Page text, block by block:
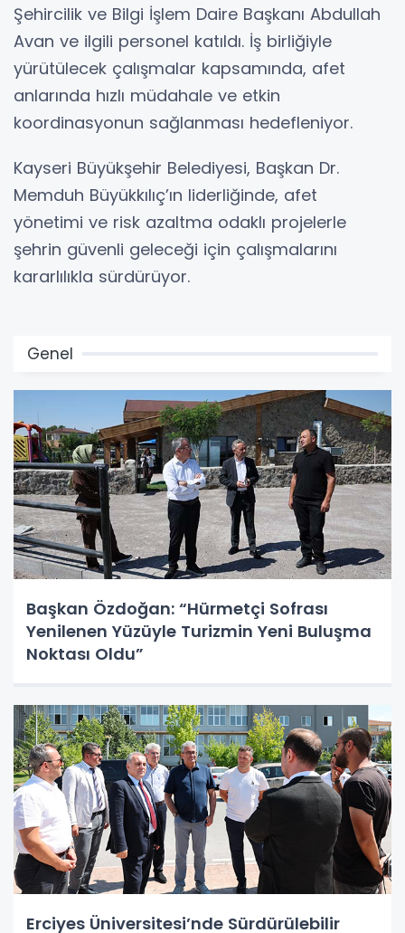
Şehircilik ve Bilgi İşlem Daire Başkanı Abdullah
Avan ve ilgili personel katıldı. İş birliğiyle
yürütülecek çalışmalar kapsamında, afet
anlarında hızlı müdahale ve etkin
koordinasyonun sağlanması hedefleniyor.
Kayseri Büyükşehir Belediyesi, Başkan Dr.
Memduh Büyükkılıç’ın liderliğinde, afet
yönetimi ve risk azaltma odaklı projelerle
şehrin güvenli geleceği için çalışmalarını
kararlılıkla sürdürüyor.
Genel
Başkan Özdoğan: “Hürmetçi Sofrası
Yenilenen Yüzüyle Turizmin Yeni Buluşma
Noktası Oldu”
Erciyes Üniversitesi’nde Sürdürülebilir